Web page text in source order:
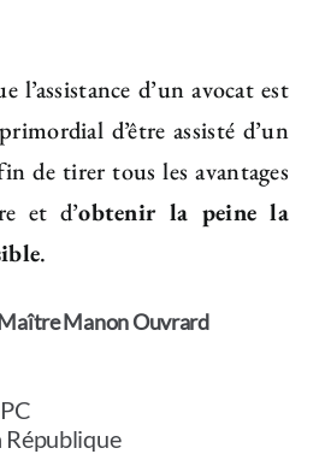
l’assistance d’un avocat est
d’être assisté d’un
de tirer tous les avantages
et d’obtenir la peine la
.
Manon Ouvrard
République